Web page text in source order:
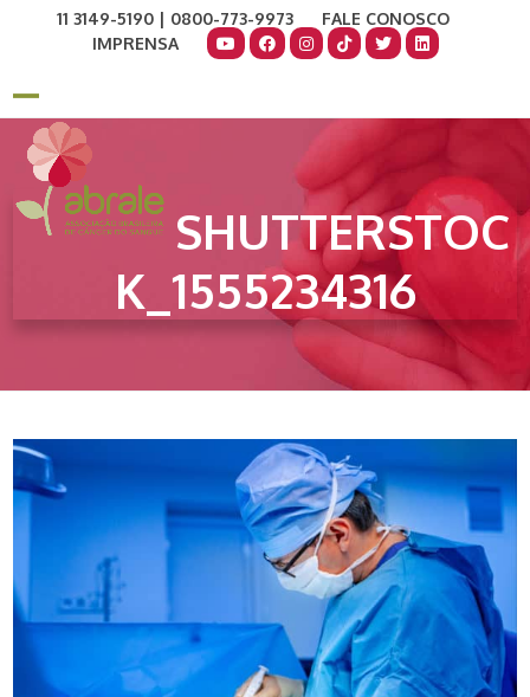
11 3149-5190 | 0800-773-9973
FALE CONOSCO
IMPRENSA
Open
mobile
menu
Close
mobile
menu
SHUTTERSTOC
K_1555234316